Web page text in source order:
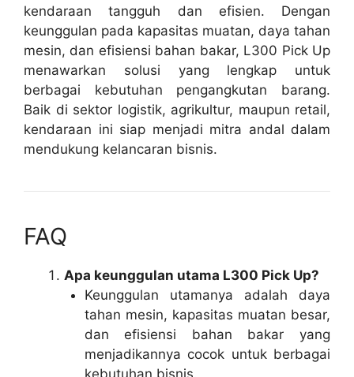
kendaraan tangguh dan efisien. Dengan
keunggulan pada kapasitas muatan, daya tahan
mesin, dan efisiensi bahan bakar, L300 Pick Up
menawarkan solusi yang lengkap untuk
berbagai kebutuhan pengangkutan barang.
Baik di sektor logistik, agrikultur, maupun retail,
kendaraan ini siap menjadi mitra andal dalam
mendukung kelancaran bisnis.
FAQ
Apa keunggulan utama L300 Pick Up?
Keunggulan utamanya adalah daya
tahan mesin, kapasitas muatan besar,
dan efisiensi bahan bakar yang
menjadikannya cocok untuk berbagai
kebutuhan bisnis.